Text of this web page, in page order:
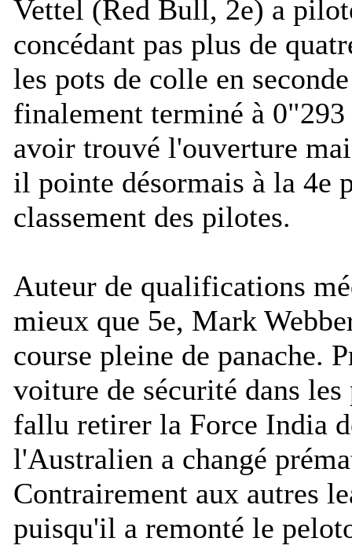
Vettel (Red Bull, 2e) a
concédant pas plus de
les pots de colle en
finalement terminé à
avoir trouvé l'ouverture
il pointe désormais à la 4e
classement des pilotes.
Auteur de qualifications
mieux que 5e, Mark
course pleine de panache.
voiture de sécurité dans
fallu retirer la Force India
l'Australien a changé
Contrairement aux autres
puisqu'il a remonté le